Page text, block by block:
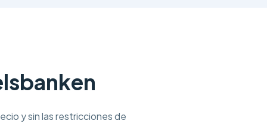
y sin las restricciones de